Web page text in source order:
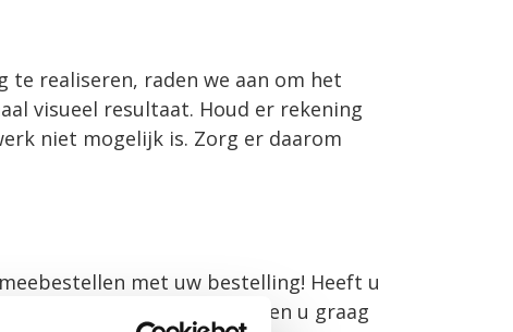
te realiseren, raden we aan om het
visueel resultaat. Houd er rekening
niet mogelijk is. Zorg er daarom
met uw bestelling! Heeft u
verkoopadviseurs. Zij helpen u graag